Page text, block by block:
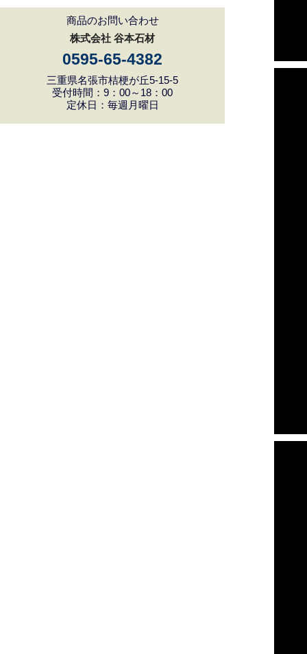
商品のお問い合わせ
株式会社 谷本石材
0595-65-4382
三重県名張市桔梗が丘5-15-5
受付時間：9：00～18：00
定休日：毎週月曜日